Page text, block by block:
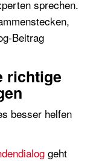
sprechen.
Beitrag
richtige
besser helfen
geht